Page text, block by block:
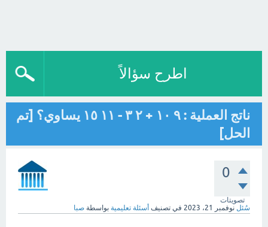
اطرح سؤالاً
ناتج العملية : ٩ ١٠ + ٢ ٣ - ١١ ١٥ يساوي؟ [تم
الحل]
0
تصويتات
سُئل نوفمبر 21، 2023 في تصنيف أسئلة تعليمية بواسطة صبا